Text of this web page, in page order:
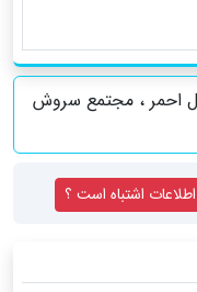
احمر ، مجتمع سروش
اطلاعات اشتباه است ؟